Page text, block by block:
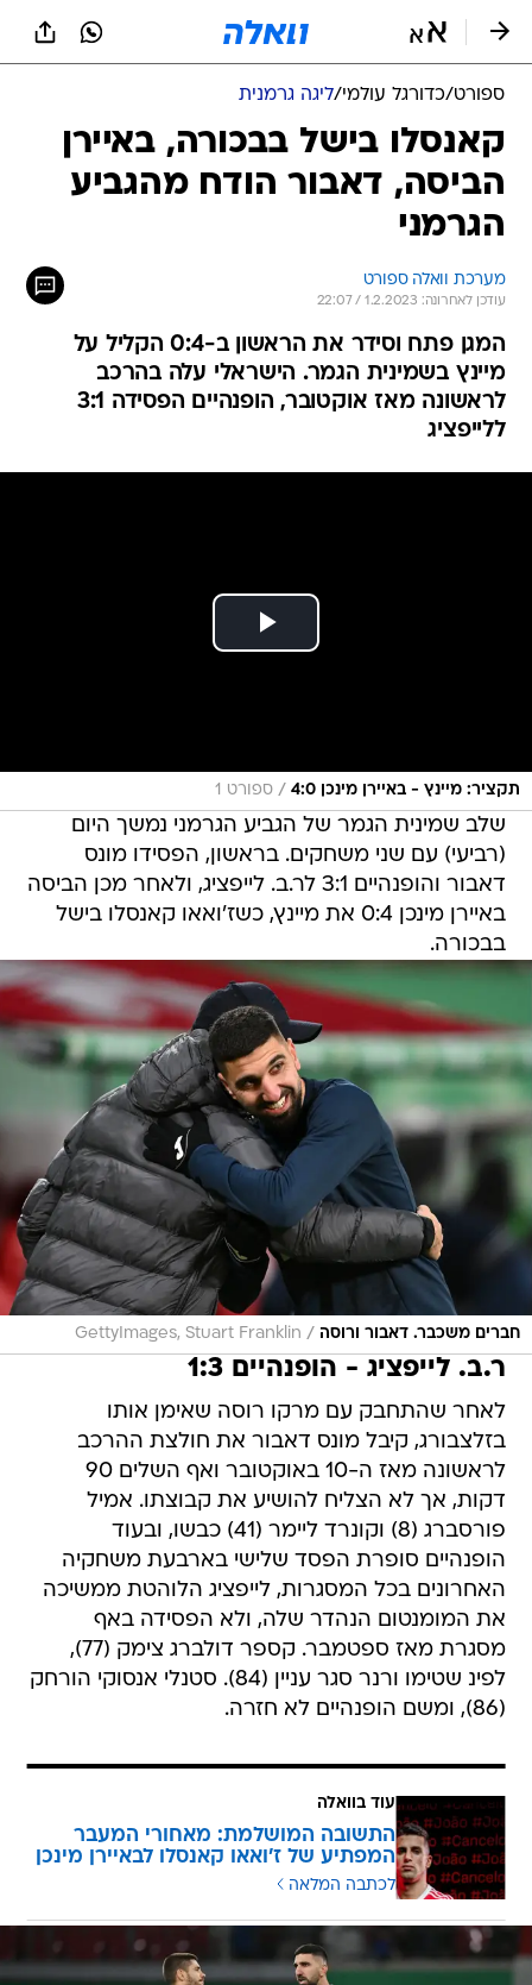
ספורט/כדורגל עולמי/ליגה גרמנית
קאנסלו בישל בבכורה, באיירן
הביסה, דאבור הודח מהגביע
הגרמני
מערכת וואלה ספורט
עודכן לאחרונה: 1.2.2023 / 22:07
המגן פתח וסידר את הראשון ב-0:4 הקליל על
מיינץ בשמינית הגמר. הישראלי עלה בהרכב
לראשונה מאז אוקטובר, הופנהיים הפסידה 3:1
ללייפציג
תקציר: מיינץ - באיירן מינכן 4:0 / ספורט 1
שלב שמינית הגמר של הגביע הגרמני נמשך היום
(רביעי) עם שני משחקים. בראשון, הפסידו מונס
דאבור והופנהיים 3:1 לר.ב. לייפציג, ולאחר מכן הביסה
באיירן מינכן 0:4 את מיינץ, כשז'ואאו קאנסלו בישל
בבכורה.
חברים משכבר. דאבור ורוסה /
GettyImages, Stuart Franklin
ר.ב. לייפציג - הופנהיים 1:3
לאחר שהתחבק עם מרקו רוסה שאימן אותו
בזלצבורג, קיבל מונס דאבור את חולצת ההרכב
לראשונה מאז ה-10 באוקטובר ואף השלים 90
דקות, אך לא הצליח להושיע את קבוצתו. אמיל
פורסברג (8) וקונרד ליימר (41) כבשו, ובעוד
הופנהיים סופרת הפסד שלישי בארבעת משחקיה
האחרונים בכל המסגרות, לייפציג הלוהטת ממשיכה
את המומנטום הנהדר שלה, ולא הפסידה באף
מסגרת מאז ספטמבר. קספר דולברג צימק (77),
לפינ שטימו ורנר סגר עניין (84). סטנלי אנסוקי הורחק
(86), ומשם הופנהיים לא חזרה.
עוד בוואלה
התשובה המושלמת: מאחורי המעבר
המפתיע של ז'ואאו קאנסלו לבאיירן מינכן
לכתבה המלאה